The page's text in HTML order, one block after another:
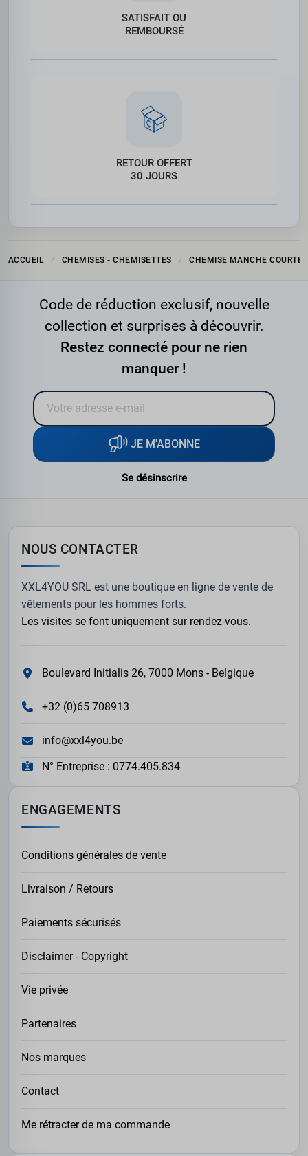
SATISFAIT OU
REMBOURSÉ
RETOUR OFFERT
30 JOURS
ACCUEIL CHEMISES - CHEMISETTES CHEMISE MANCHE COURTE
Code de réduction exclusif, nouvelle
collection et surprises à découvrir.
Restez connecté pour ne rien
manquer !
JE M'ABONNE
Se désinscrire
NOUS CONTACTER
XXL4YOU SRL est une boutique en ligne de vente de
vêtements pour les hommes forts.
Les visites se font uniquement sur rendez-vous.
Boulevard Initialis 26, 7000 Mons - Belgique
+32 (0)65 708913
info@xxl4you.be
N° Entreprise : 0774.405.834
ENGAGEMENTS
Conditions générales de vente
Livraison / Retours
Paiements sécurisés
Disclaimer - Copyright
Vie privée
Partenaires
Nos marques
Contact
Me rétracter de ma commande